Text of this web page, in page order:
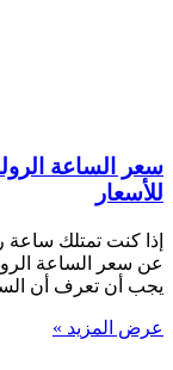
للأسعار
إذا كنت تمتلك ساعة
عن سعر الساعة
يجب أن تعرف أن
عرض المزيد »